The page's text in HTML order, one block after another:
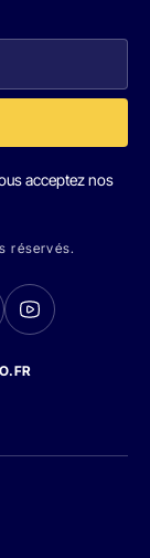
acceptez nos
réservés.